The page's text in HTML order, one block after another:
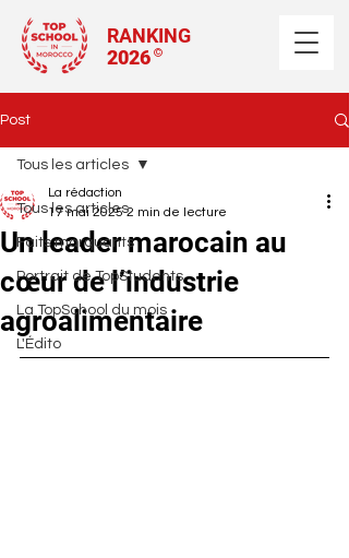
RANKING
2026 ©
Post
Tous les articles
Faits marquants
Portrait de TopStudents
La TopSchool du mois
L'Édito
Tous les articles
Un leader marocain au
cœur de l’industrie
agroalimentaire
La rédaction
17 mai 2025 2 min de lecture